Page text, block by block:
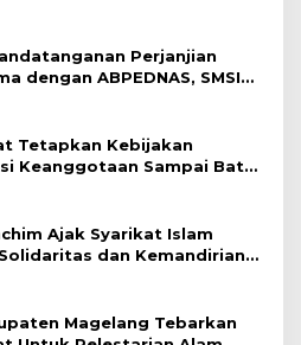
Perjanjian
dengan ABPEDNAS, SMSI
Pokja News Room
Tetapkan Kebijakan
Keanggotaan Sampai Batas
2026
Ajak Syarikat Islam
dan Kemandirian
Magelang Tebarkan